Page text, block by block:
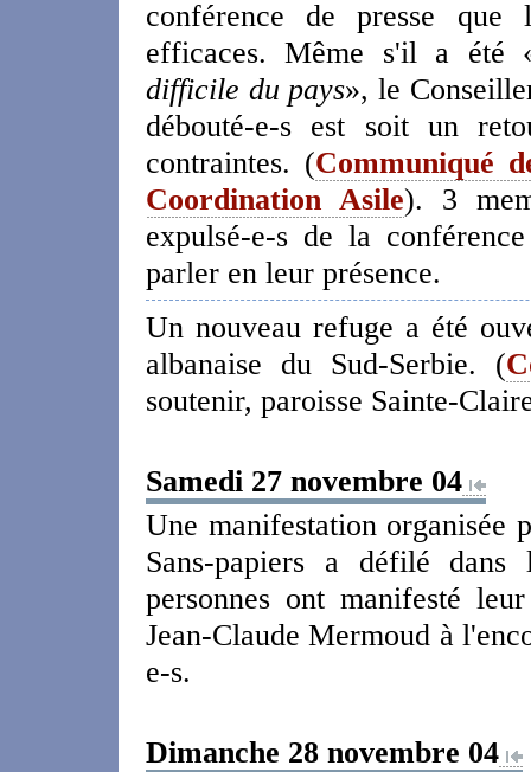
conférence de presse
efficaces. Même s'il a été
difficile du pays», le
débouté-e-s est soit un
contraintes. (Communiqué
Coordination Asile). 3
expulsé-e-s de la
parler en leur présence.
Un nouveau refuge a été
albanaise du Sud-Serbie. (
soutenir, paroisse Sainte-
Samedi 27 novembre 04
Une manifestation organisée
Sans-papiers a défilé
personnes ont manifesté
Jean-Claude Mermoud à
e-s.
Dimanche 28 novembre 04